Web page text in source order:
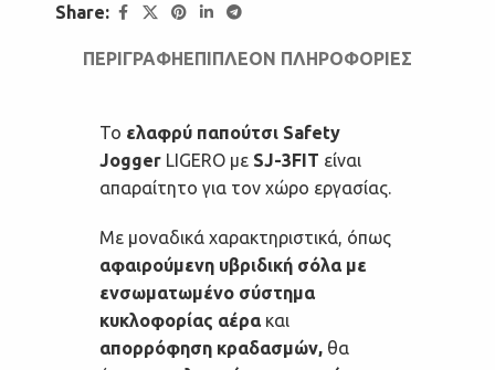
Share:
ΠΕΡΙΓΡΑΦΉΕΠΙΠΛΈΟΝ ΠΛΗΡΟΦΟΡΊΕΣ
Το ελαφρύ παπούτσι Safety
Jogger LIGERO με SJ-3FIT είναι
απαραίτητο για τον χώρο εργασίας.
Με μοναδικά χαρακτηριστικά, όπως
αφαιρούμενη υβριδική σόλα με
ενσωματωμένο σύστημα
κυκλοφορίας αέρακαι
απορρόφηση κραδασμών, θα